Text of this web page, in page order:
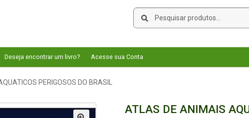
Pesquisar
Pesquisar
Deseja encontrar um livro? Acesse sua Conta
PERIGOSOS DO BRASIL
ATLAS DE ANIMAIS